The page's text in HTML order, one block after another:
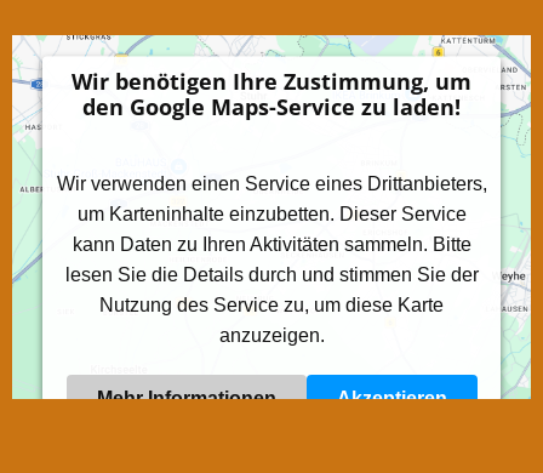
Wir benötigen Ihre Zustimmung, um
den Google Maps-Service zu laden!
Wir verwenden einen Service eines Drittanbieters,
um Karteninhalte einzubetten. Dieser Service
kann Daten zu Ihren Aktivitäten sammeln. Bitte
lesen Sie die Details durch und stimmen Sie der
Nutzung des Service zu, um diese Karte
anzuzeigen.
Mehr Informationen Akzeptieren